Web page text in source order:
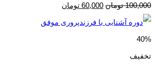
100,000 تومان قیمت
اصلی
60,000 تومان
فعلی
40%
تخفیف